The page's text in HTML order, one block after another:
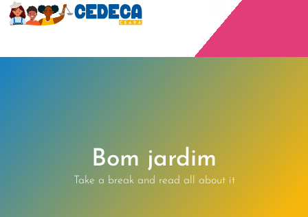
Bom jardim
Take a break and read all about it